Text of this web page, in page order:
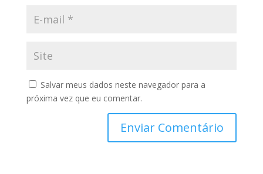
Salvar meus dados neste navegador para a
próxima vez que eu comentar.